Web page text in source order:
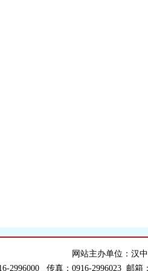
网站主办单位：汉
2996000 传真：0916-2996023 邮箱